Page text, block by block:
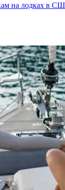
на лодках в